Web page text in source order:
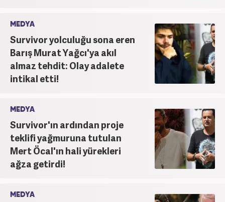
MEDYA
Survivor yolculuğu sona eren
Barış Murat Yağcı'ya akıl
almaz tehdit: Olay adalete
intikal etti!
MEDYA
Survivor'ın ardından proje
teklifi yağmuruna tutulan
Mert Öcal'ın hali yürekleri
ağza getirdi!
MEDYA